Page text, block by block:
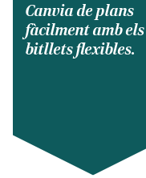
Canvia de plans
fàcilment amb els
bitllets flexibles.